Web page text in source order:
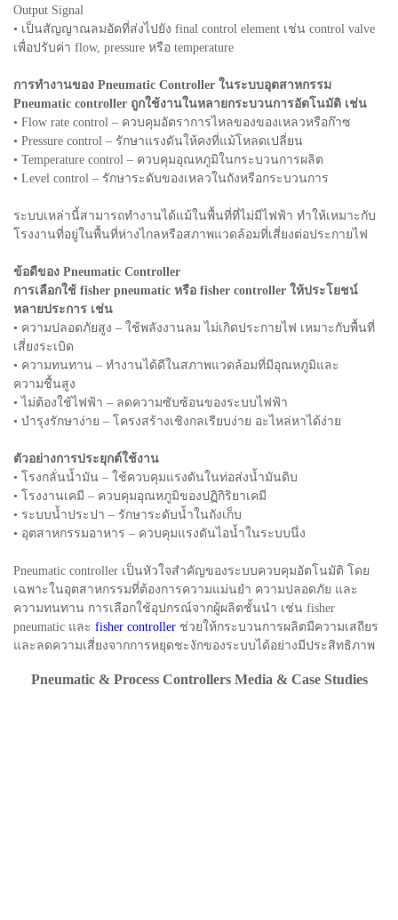
Output Signal
• เป็นสัญญาณลมอัดที่ส่งไปยัง final control element เช่น control valve
เพื่อปรับค่า flow, pressure หรือ temperature
การทำงานของ Pneumatic Controller ในระบบอุตสาหกรรม
Pneumatic controller ถูกใช้งานในหลายกระบวนการอัตโนมัติ เช่น
• Flow rate control – ควบคุมอัตราการไหลของของเหลวหรือก๊าซ
• Pressure control – รักษาแรงดันให้คงที่แม้โหลดเปลี่ยน
• Temperature control – ควบคุมอุณหภูมิในกระบวนการผลิต
• Level control – รักษาระดับของเหลวในถังหรือกระบวนการ
ระบบเหล่านี้สามารถทำงานได้แม้ในพื้นที่ที่ไม่มีไฟฟ้า ทำให้เหมาะกับ
โรงงานที่อยู่ในพื้นที่ห่างไกลหรือสภาพแวดล้อมที่เสี่ยงต่อประกายไฟ
ข้อดีของ Pneumatic Controller
การเลือกใช้ fisher pneumatic หรือ fisher controller ให้ประโยชน์
หลายประการ เช่น
• ความปลอดภัยสูง – ใช้พลังงานลม ไม่เกิดประกายไฟ เหมาะกับพื้นที่
เสี่ยงระเบิด
• ความทนทาน – ทำงานได้ดีในสภาพแวดล้อมที่มีอุณหภูมิและ
ความชื้นสูง
• ไม่ต้องใช้ไฟฟ้า – ลดความซับซ้อนของระบบไฟฟ้า
• บำรุงรักษาง่าย – โครงสร้างเชิงกลเรียบง่าย อะไหล่หาได้ง่าย
ตัวอย่างการประยุกต์ใช้งาน
• โรงกลั่นน้ำมัน – ใช้ควบคุมแรงดันในท่อส่งน้ำมันดิบ
• โรงงานเคมี – ควบคุมอุณหภูมิของปฏิกิริยาเคมี
• ระบบน้ำประปา – รักษาระดับน้ำในถังเก็บ
• อุตสาหกรรมอาหาร – ควบคุมแรงดันไอน้ำในระบบนึ่ง
Pneumatic controller เป็นหัวใจสำคัญของระบบควบคุมอัตโนมัติ โดย
เฉพาะในอุตสาหกรรมที่ต้องการความแม่นยำ ความปลอดภัย และ
ความทนทาน การเลือกใช้อุปกรณ์จากผู้ผลิตชั้นนำ เช่น fisher
pneumatic และ fisher controller ช่วยให้กระบวนการผลิตมีความเสถียร
และลดความเสี่ยงจากการหยุดชะงักของระบบได้อย่างมีประสิทธิภาพ
Pneumatic & Process Controllers Media & Case Studies